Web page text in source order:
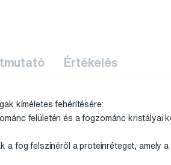
Értékelés
kíméletes fehérítésére:
felületén és a fogzománc kristályai
a fog felszínéről a proteinréteget, amely